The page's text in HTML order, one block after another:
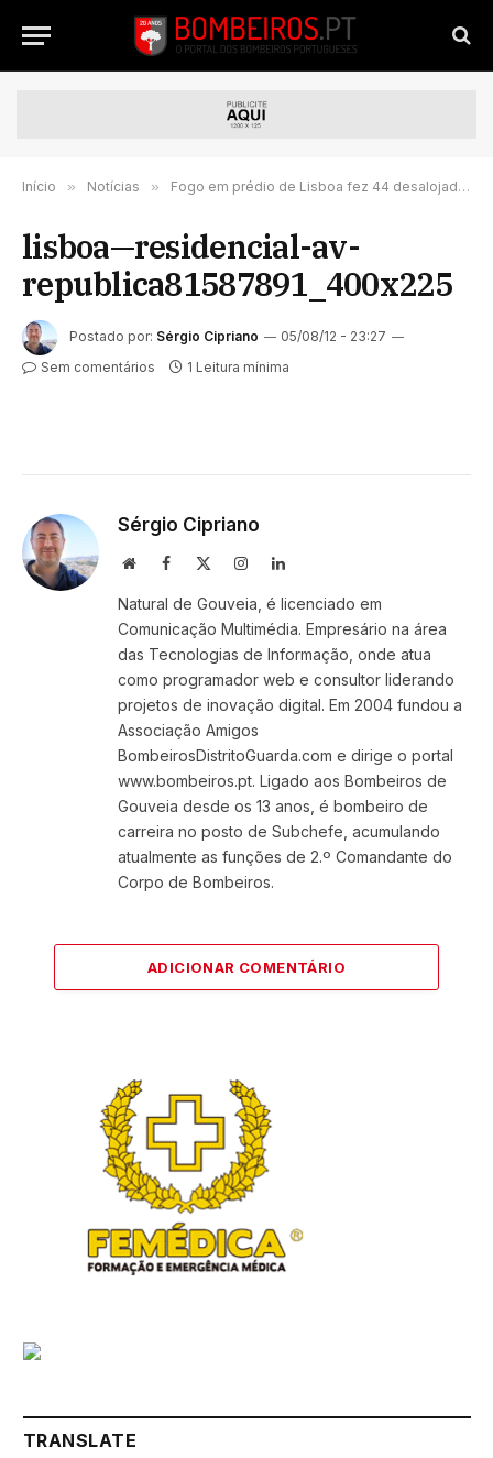
Início » Notícias » Fogo em prédio de Lisboa fez 44 desalojados
lisboa—residencial-av-
republica81587891_400x225
Postado por: Sérgio Cipriano
05/08/12 - 23:27
Sem comentários
1 Leitura mínima
Sérgio Cipriano
WebsiteFacebook InstagramLinkedIn
Natural de Gouveia, é licenciado em
Comunicação Multimédia. Empresário na área
das Tecnologias de Informação, onde atua
como programador web e consultor liderando
projetos de inovação digital. Em 2004 fundou a
Associação Amigos
BombeirosDistritoGuarda.com e dirige o portal
www.bombeiros.pt. Ligado aos Bombeiros de
Gouveia desde os 13 anos, é bombeiro de
carreira no posto de Subchefe, acumulando
atualmente as funções de 2.º Comandante do
Corpo de Bombeiros.
ADICIONAR COMENTÁRIO
TRANSLATE